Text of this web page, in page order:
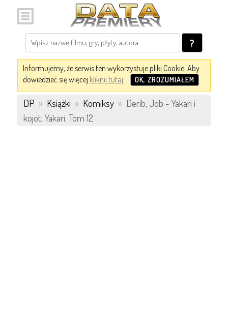
?
Informujemy, że serwis ten wykorzystuje pliki Cookie. Aby
dowiedzieć się więcej kliknij tutaj. OK, ZROZUMIAŁEM
DP » Książki » Komiksy » Derib, Job - Yakari i
kojot. Yakari. Tom 12